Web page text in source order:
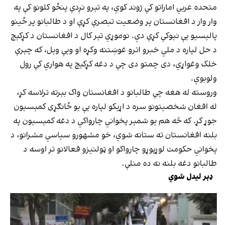
متحده عربي اماراتو کې ژوند کوي، په تېرو نږدې پنځو کلونو کې په
وار وار د افغانستان پر وضعیت تبصرې کړې او د طالبانو پر ځینو
پالیسیو یې نیوکې کړې دي. نوموړي تېر کال د افغانستان د کړکېچ
د حل لپاره د ملي خبرو اترو غوښتنه وکړه او ویې ویل، که چېرې
خلک وغواړي، دی چمتو دی چې د دغه کړکېچ په هواري کې رول
ولوبوي.
وروسته له هغه چې طالبانو د افغانستان واک بېرته ترلاسه کړ،
له افغان شخصیتونو سره د اړیکو لپاره یې یو ځانګړی کمېسیون
جوړ کړ. که څه هم یو شمېر پخواني چارواکي د دغه کمېسیون په
بلنه افغانستان ته ستانه شوي، خو مشهورو سیاسي مشرانو، د
پخواني حکومت لوړپوړو چارواکو او ټولنیزو فعالانو تر اوسه د
طالبانو دغه بلنه نه ده منلې.
ډېر لیدل شوي